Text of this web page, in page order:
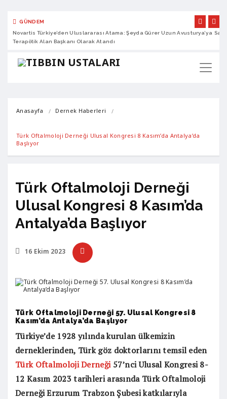
GÜNDEM
Novartis Türkiye’den Uluslararası Atama: Şeyda Gürer Uzun Avusturya’ya
Terapötik Alan Başkanı Olarak Atandı
Anasayfa Dernek Haberleri
Türk Oftalmoloji Derneği Ulusal Kongresi 8 Kasım’da Antalya’da
Başlıyor
Türk Oftalmoloji Derneği
Ulusal Kongresi 8 Kasım’da
Antalya’da Başlıyor
16 Ekim 2023
Türk Oftalmoloji Derneği 57. Ulusal Kongresi 8
Kasım’da Antalya’da Başlıyor
Türkiye’de 1928 yılında kurulan ülkemizin
derneklerinden, Türk göz doktorlarını temsil eden
Türk Oftalmoloji Derneği57’nci Ulusal Kongresi 8-
12 Kasım 2023 tarihleri arasında Türk Oftalmoloji
Derneği Erzurum Trabzon Şubesi katkılarıyla